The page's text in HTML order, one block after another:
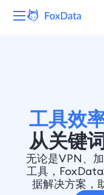
解决方案
定价
工具效
从关键
无论是VPN、
工具，
据解决方案，